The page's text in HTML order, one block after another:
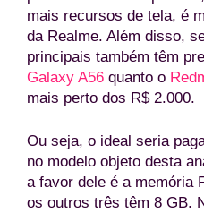
mais recursos de tela, é
da Realme. Além disso,
principais também têm
Galaxy A56 quanto o
mais perto dos R$ 2.000.
Ou seja, o ideal seria
no modelo objeto desta
a favor dele é a memória
os outros três têm 8 GB.